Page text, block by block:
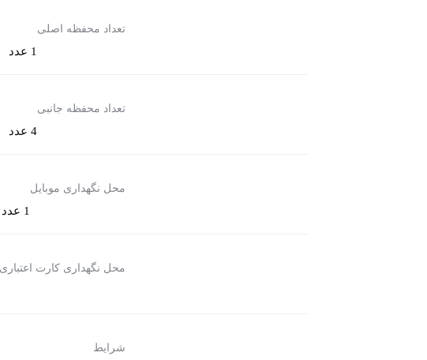
تعداد محفظه اصلی
1 عدد
تعداد محفظه جانبی
4 عدد
محل نگهداری موبایل
1 عدد
محل نگهداری کارت اعتباری
شرایط